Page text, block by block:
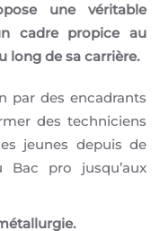
une véritable
cadre propice au
long de sa carrière.
par des encadrants
des techniciens
jeunes depuis de
Bac pro jusqu’aux